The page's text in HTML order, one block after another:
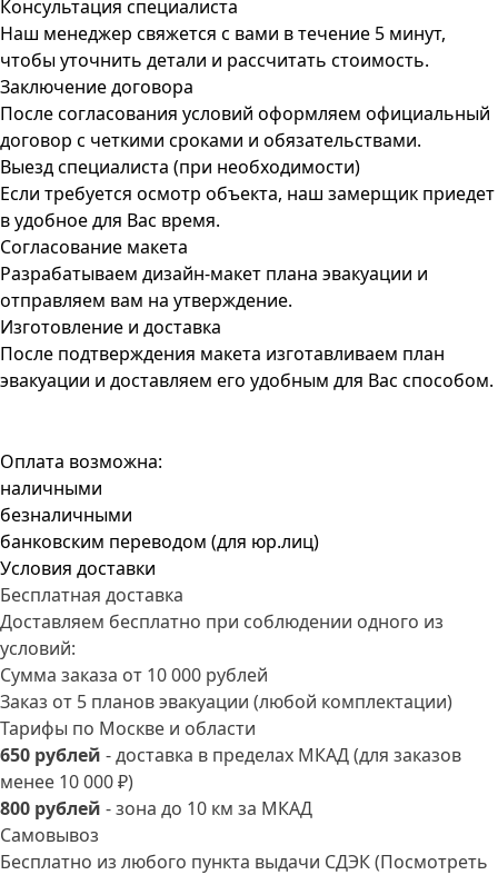
Консультация специалиста
Наш менеджер свяжется с вами в течение 5 минут,
чтобы уточнить детали и рассчитать стоимость.
Заключение договора
После согласования условий оформляем официальный
договор с четкими сроками и обязательствами.
Выезд специалиста (при необходимости)
Если требуется осмотр объекта, наш замерщик приедет
в удобное для Вас время.
Согласование макета
Разрабатываем дизайн-макет плана эвакуации и
отправляем вам на утверждение.
Изготовление и доставка
После подтверждения макета изготавливаем план
эвакуации и доставляем его удобным для Вас способом.
Оплата возможна:
наличными
безналичными
банковским переводом (для юр.лиц)
Условия доставки
Бесплатная доставка
Доставляем бесплатно при соблюдении одного из
условий:
Сумма заказа от 10 000 рублей
Заказ от 5 планов эвакуации (любой комплектации)
Тарифы по Москве и области
650 рублей - доставка в пределах МКАД (для заказов
менее 10 000 ₽)
800 рублей - зона до 10 км за МКАД
Самовывоз
Бесплатно из любого пункта выдачи СДЭК(Посмотреть